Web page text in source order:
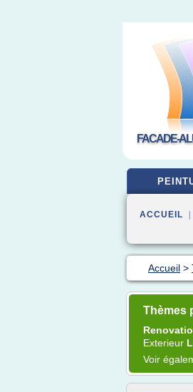
FACADE-
ACCUEIL |
Accueil >
Thèmes
Exterieur
Voir